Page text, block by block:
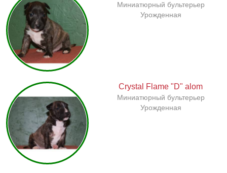
Миниатюрный бультерьер
Урожденная
Crystal Flame "D" alom
Миниатюрный бультерьер
Урожденная